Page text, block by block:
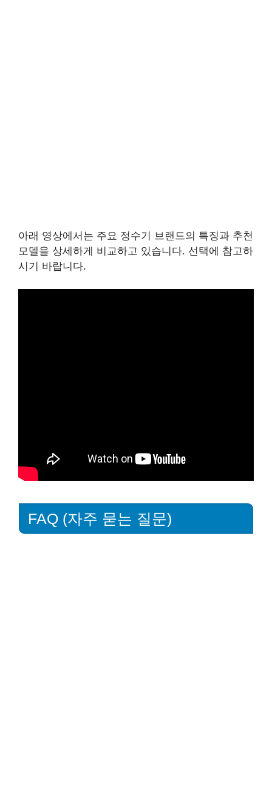
아래 영상에서는 주요 정수기 브랜드의 특징과 추천
모델을 상세하게 비교하고 있습니다. 선택에 참고하
시기 바랍니다.
FAQ (자주 묻는 질문)